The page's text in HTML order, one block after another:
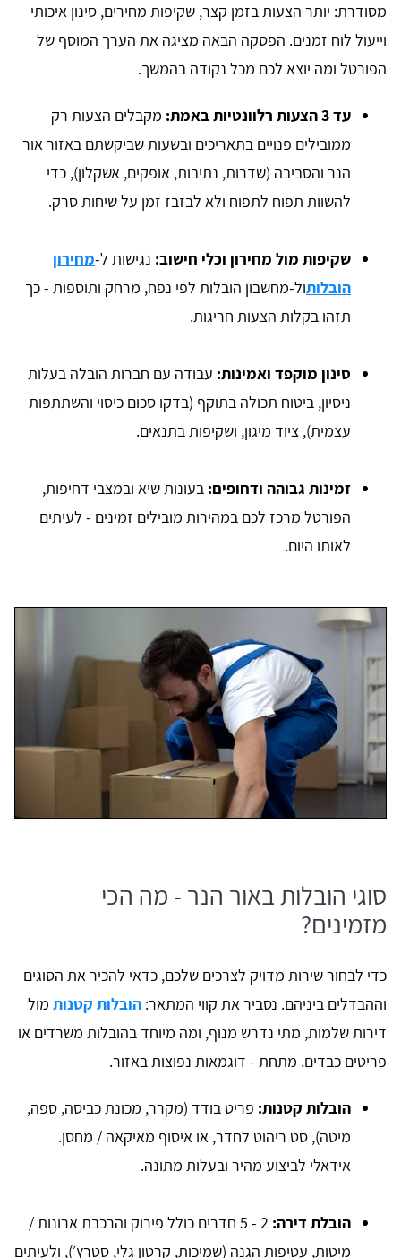
מסודרת: יותר הצעות בזמן קצר, שקיפות מחירים, סינון איכותי
וייעול לוח זמנים. הפסקה הבאה מציגה את הערך המוסף של
הפורטל ומה יוצא לכם מכל נקודה בהמשך.
עד 3 הצעות רלוונטיות באמת:
מקבלים הצעות רק
ממובילים פנויים בתאריכים ובשעות שביקשתם באזור אור
הנר והסביבה (שדרות, נתיבות, אופקים, אשקלון), כדי
להשוות תפוח לתפוח ולא לבזבז זמן על שיחות סרק.
שקיפות מול מחירון וכלי חישוב: נגישות ל-מחירון
הובלותול-מחשבון הובלות לפי נפח, מרחק ותוספות - כך
תזהו בקלות הצעות חריגות.
סינון מוקפד ואמינות: עבודה עם חברות הובלה בעלות
ניסיון, ביטוח תכולה בתוקף (בדקו סכום כיסוי והשתתפות
עצמית), ציוד מיגון, ושקיפות בתנאים.
זמינות גבוהה ודחופים: בעונות שיא ובמצבי דחיפות,
הפורטל מרכז לכם במהירות מובילים זמינים - לעיתים
לאותו היום.
סוגי הובלות באור הנר - מה הכי
מזמינים?
כדי לבחור שירות מדויק לצרכים שלכם, כדאי להכיר את הסוגים
וההבדלים ביניהם. נסביר את קווי המתאר: הובלות קטנות מול
דירות שלמות, מתי נדרש מנוף, ומה מיוחד בהובלות משרדים או
פריטים כבדים. מתחת - דוגמאות נפוצות באזור.
הובלות קטנות: פריט בודד (מקרר, מכונת כביסה, ספה,
מיטה), סט ריהוט לחדר, או איסוף מאיקאה / מחסן.
אידאלי לביצוע מהיר ובעלות מתונה.
הובלת דירה:
2 - 5 חדרים כולל פירוק והרכבת ארונות /
מיטות, עטיפות הגנה (שמיכות, קרטון גלי, סטרץ׳), ולעיתים